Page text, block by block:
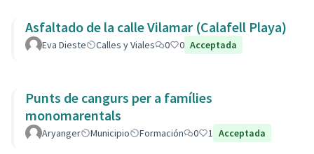
Asfaltado de la calle Vilamar (Calafell Playa)
Eva Dieste Calles y Viales 0 0 Acceptada
Punts de cangurs per a famílies
monomarentals
Aryanger Municipio Formación 0 1 Acceptada